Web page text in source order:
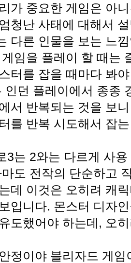
가 중요한 게임은 아
청난 사태에 대해서
다른 인물을 보는 느
임을 플레이 할 때는
터를 잡을 때마다 봐
인던 플레이에서 종종
서 반복되는 것을 보
를 반복 시도해서 잡
3는 2와는 다르게 사
도 전작의 단순하고
데 이것은 오히려 캐
입니다. 몬스터 디자
도했어야 하는데, 오
정이야 블리자드 게